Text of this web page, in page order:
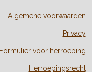
Algemene voorwaarden
Privacy
Formulier voor herroeping
Herroepingsrecht